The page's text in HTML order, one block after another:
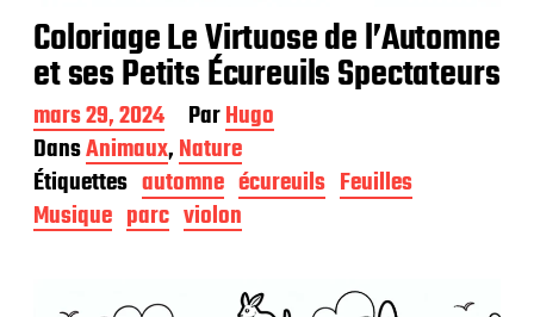
Coloriage Le Virtuose de l’Automne
et ses Petits Écureuils Spectateurs
D
a
t
e
d
e
mars 29, 2024 ParHugo
DansAnimaux,Nature
Étiquettes automne écureuils Feuilles
Musique parc violon